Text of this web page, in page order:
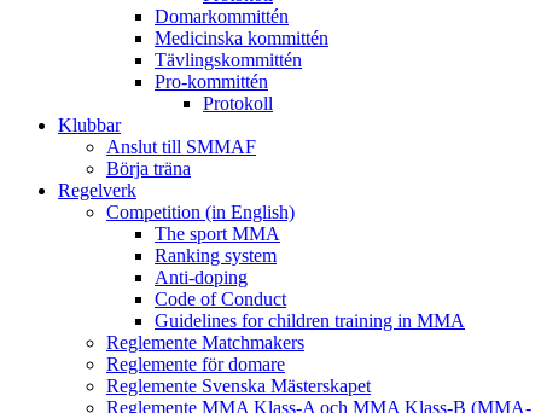
Domarkommittén
Medicinska kommittén
Tävlingskommittén
Pro-kommittén
Protokoll
Klubbar
Anslut till SMMAF
Börja träna
Regelverk
Competition (in English)
The sport MMA
Ranking system
Anti-doping
Code of Conduct
Guidelines for children training in MMA
Reglemente Matchmakers
Reglemente för domare
Reglemente Svenska Mästerskapet
Reglemente MMA Klass-A och MMA Klass-B (MMA-